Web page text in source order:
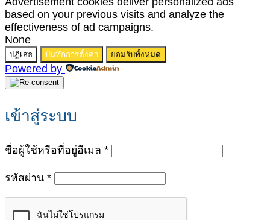
based on your previous visits and analyze the
effectiveness of ad campaigns.
None
ปฏิเสธ บันทึกการตั้งค่า ยอมรับทั้งหมด
Powered by
เข้าสู่ระบบ
ชื่อผู้ใช้หรือที่อยู่อีเมล *ต้องการ
รหัสผ่าน *ต้องการ